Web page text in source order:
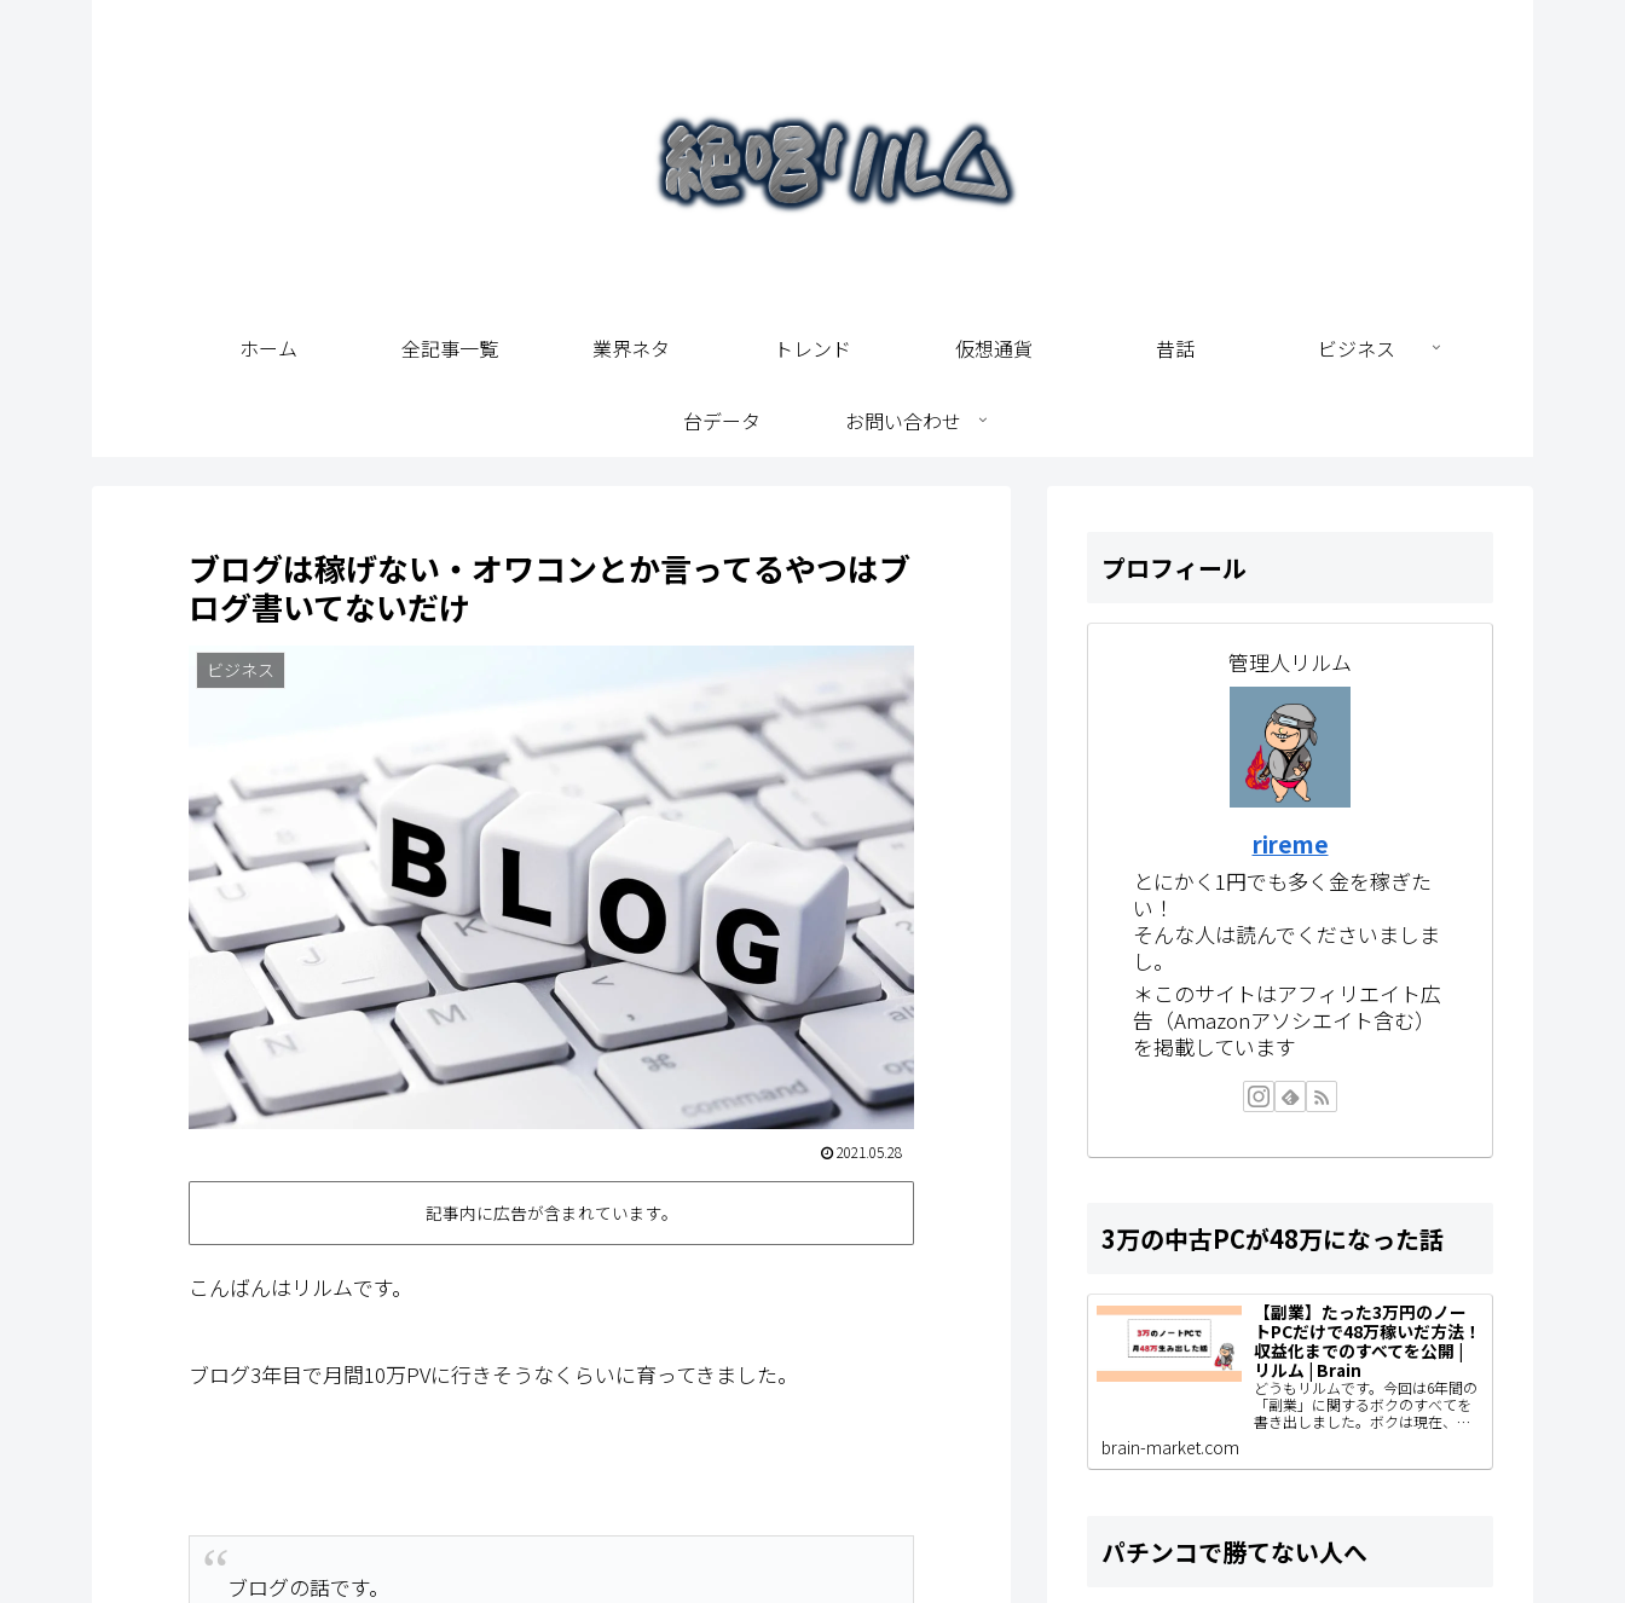
ホーム 全記事一覧 業界ネタ トレンド 仮想通貨 昔話 ビジネス
台データ お問い合わせ
ブログは稼げない・オワコンとか言ってるやつはブ
ログ書いてないだけ
ビジネス
2021.05.28
記事内に広告が含まれています。
こんばんはリルムです。
ブログ3年目で月間10万PVに行きそうなくらいに育ってきました。
ブログの話です。
プロフィール
管理人リルム
rireme
とにかく1円でも多く金を稼ぎた
い！
そんな人は読んでくださいましま
し。
＊このサイトはアフィリエイト広
告（Amazonアソシエイト含む）
を掲載しています
3万の中古PCが48万になった話
【副業】たった3万円のノー
トPCだけで48万稼いだ方法！
収益化までのすべてを公開 |
リルム | Brain
どうもリルムです。今回は6年間の
「副業」に関するボクのすべてを
書き出しました。ボクは現在、ブ
ンテンツ販売なども着手している
brain-market.com
パチンコで勝てない人へ